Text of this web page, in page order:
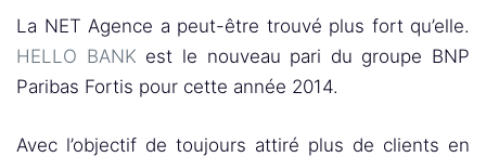
La NET Agence a peut-être trouvé plus fort qu’elle.
HELLO BANK est le nouveau pari du groupe BNP
Paribas Fortis pour cette année 2014.
Avec l’objectif de toujours attiré plus de clients en